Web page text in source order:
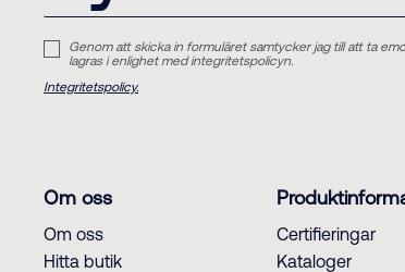
Genom att skicka in formuläret samtycker jag till att ta
lagras i enlighet med integritetspolicyn.
Integritetspolicy.
Om oss
Om oss
Hitta butik
Certifieringar
Kataloger